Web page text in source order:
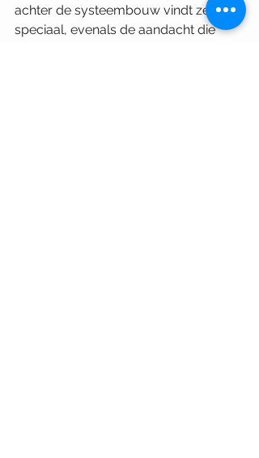
achter de systeembouw vindt ze wel
speciaal, evenals de aandacht die